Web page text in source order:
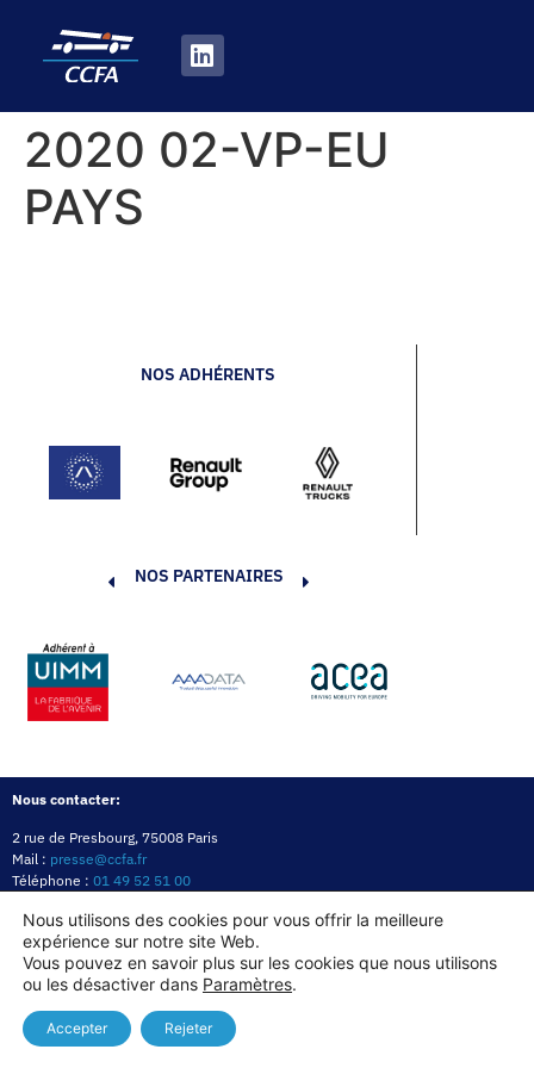
2020 02-VP-EU
PAYS
NOS ADHÉRENTS
NOS PARTENAIRES
Nous contacter:
2 rue de Presbourg, 75008 Paris
Mail : presse@ccfa.fr
Téléphone : 01 49 52 51 00
Politique de confidentialitéMentions légales
Copyright© 2026
Nous utilisons des cookies pour vous offrir la meilleure
expérience sur notre site Web.
Vous pouvez en savoir plus sur les cookies que nous utilisons
ou les désactiver dans Paramètres.
Accepter Rejeter